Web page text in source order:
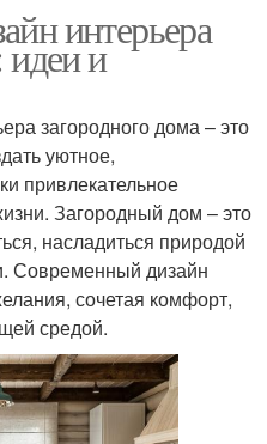
интерьера
идеи и
загородного дома – это
уютное,
привлекательное
Загородный дом – это
насладиться природой
Современный дизайн
сочетая комфорт,
средой.